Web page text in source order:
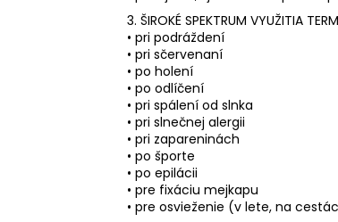
3. ŠIROKÉ SPEKTRUM VYUŽITIA
• pri podráždení
• pri sčervenaní
• po holení
• po odlíčení
• pri spálení od slnka
• pri slnečnej alergii
• pri zapareninách
• po športe
• po epilácii
• pre fixáciu mejkapu
• pre osvieženie (v lete, na